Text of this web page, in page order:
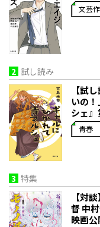
文芸
2 試し読み
【試
いの
シェ』
青春
3 特集
【対
督 中
映画